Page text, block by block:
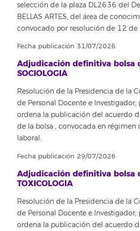
selección de la plaza DL2636 del
BELLAS ARTES, del área de
convocado por resolución de 12
Fecha publicación 31/07/2026
Adjudicación definitiva bolsa
SOCIOLOGIA
Resolución de la Presidencia de la
de Personal Docente e Investigador,
ordena la publicación del acuerdo
de la bolsa , convocada en régimen
laboral.
Fecha publicación 29/07/2026
Adjudicación definitiva bolsa
TOXICOLOGIA
Resolución de la Presidencia de la
de Personal Docente e Investigador,
ordena la publicación del acuerdo